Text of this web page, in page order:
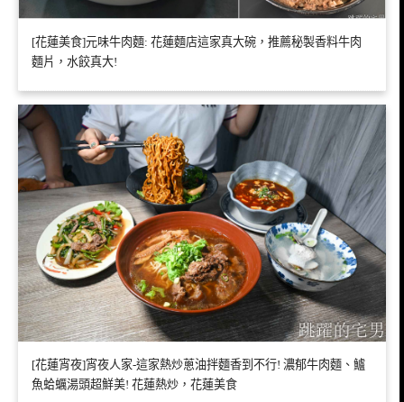
[花蓮美食]元味牛肉麵: 花蓮麵店這家真大碗，推薦秘製香料牛肉
麵片，水餃真大!
[花蓮宵夜]宵夜人家-這家熱炒蔥油拌麵香到不行! 濃郁牛肉麵、鱸
魚蛤蠣湯頭超鮮美! 花蓮熱炒，花蓮美食